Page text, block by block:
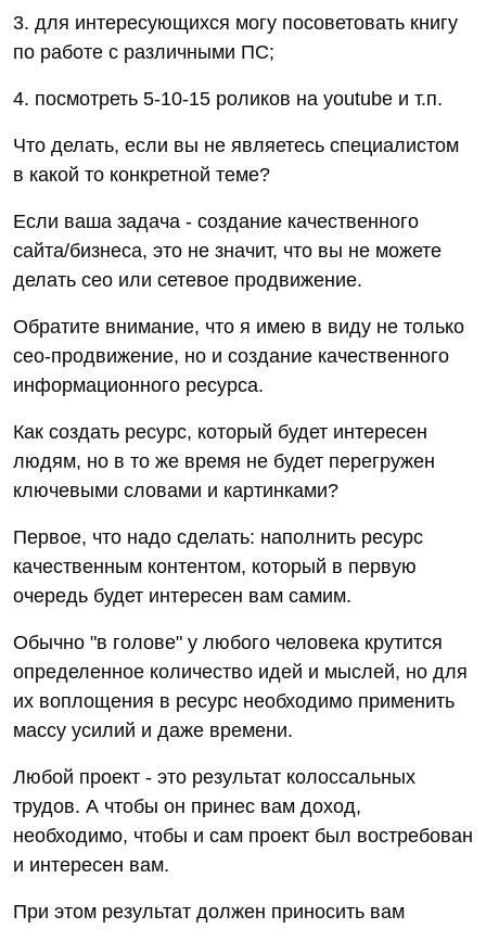
3. для интересующихся могу посоветовать книгу
по работе с различными ПС;
4. посмотреть 5-10-15 роликов на youtube и т.п.
Что делать, если вы не являетесь специалистом
в какой то конкретной теме?
Если ваша задача - создание качественного
сайта/бизнеса, это не значит, что вы не можете
делать сео или сетевое продвижение.
Обратите внимание, что я имею в виду не только
сео-продвижение, но и создание качественного
информационного ресурса.
Как создать ресурс, который будет интересен
людям, но в то же время не будет перегружен
ключевыми словами и картинками?
Первое, что надо сделать: наполнить ресурс
качественным контентом, который в первую
очередь будет интересен вам самим.
Обычно "в голове" у любого человека крутится
определенное количество идей и мыслей, но для
их воплощения в ресурс необходимо применить
массу усилий и даже времени.
Любой проект - это результат колоссальных
трудов. А чтобы он принес вам доход,
необходимо, чтобы и сам проект был востребован
и интересен вам.
При этом результат должен приносить вам